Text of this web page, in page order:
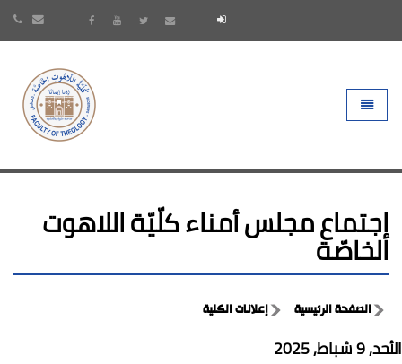
Toggle
إجتماع مجلس أمناء كلّيّة اللاهوت
الخاصّة
الصفحة الرئيسية إعلانات الكلية
الأحد, 9 شباط, 2025